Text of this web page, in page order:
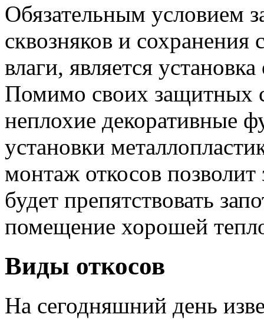
Обязательным условием
сквозняков и
влаги, является
Помимо своих защитных
неплохие декоративные
установки
монтаж откосов
будет препятствовать
помещение хорошей
Виды откосов
На сегодняшний день